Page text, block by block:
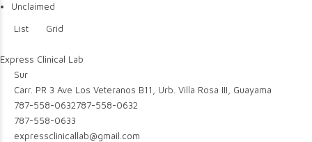
Unclaimed
List
Grid
Express Clinical Lab
Sur
Carr. PR 3 Ave Los Veteranos B11, Urb. Villa Rosa III, Guayama
787-558-0632787-558-0632
787-558-0633
expressclinicallab@gmail.com